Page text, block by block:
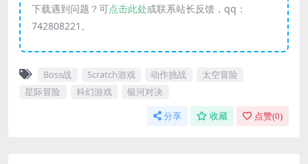
下载遇到问题？可点击此处或联系站长反馈，qq：
742808221。
Boss战 Scratch游戏 动作挑战
太空冒险
星际冒险
科幻游戏 银河对决
分享 收藏 点赞(0)